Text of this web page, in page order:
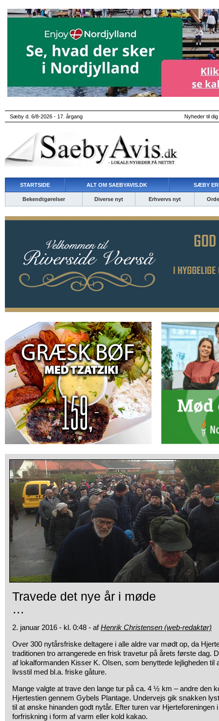
Sæby d. 6/8-2026 - 17. årgang Nyheder til
STARTSIDE ALT OM SAEBYAVIS.DK SÆBY
Bekendtgørelser Diverse nyt Erhvervs nyt
Travede det nye år i møde
…
2. januar 2016 - kl. 0:48 - afHenrik Christensen (web-redaktør)
Over 300 nytårsfriske deltagere i alle aldre var mødt op, da
traditionen tro arrangerede en frisk travetur på årets første dag.
af lokalformanden Kisser K. Olsen, som benyttede lejligheden til
livsstil med bl.a. friske gåture.
Mange valgte at trave den lange tur på ca. 4 ½ km – andre den
Hjertestien gennem Gybels Plantage. Undervejs gik snakken
til at ønske hinanden godt nytår. Efter turen var
forfriskning i form af varm eller kold kakao.